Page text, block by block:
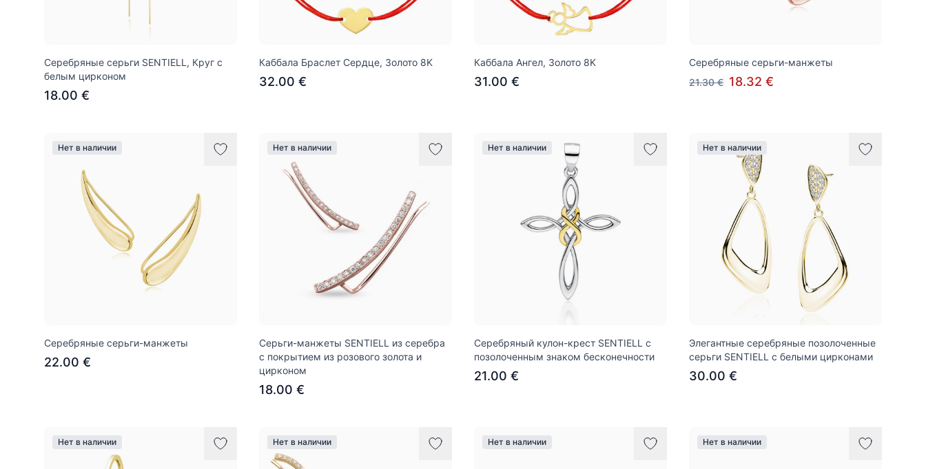
Серебряные серьги SENTIELL, Круг с
белым цирконом
18.00 €
Каббала Браслет Сердце, Золото 8K
32.00 €
Каббала Ангел, Золото 8K
31.00 €
Серебряные серьги-манжеты
21.30 € 18.32 €
Нет в наличии
Серебряные серьги-манжеты
22.00 €
Нет в наличии
Серьги-манжеты SENTIELL из серебра
с покрытием из розового золота и
цирконом
18.00 €
Нет в наличии
Серебряный кулон-крест SENTIELL с
позолоченным знаком бесконечности
21.00 €
Нет в наличии
Элегантные серебряные позолоченные
серьги SENTIELL с белыми цирконами
30.00 €
Нет в наличии Нет в наличии Нет в наличии Нет в наличии